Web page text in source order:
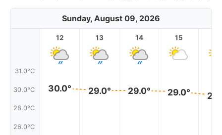
Sunday, August 09, 2026
31.0°C
30.0°C
28.0°C
26.0°C
12
30.0°
13
29.0°
14
29.0°
15
29.0°